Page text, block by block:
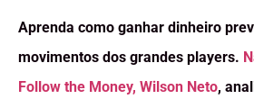
Aprenda como ganhar dinheiro
movimentos dos grandes players.
Follow the Money, Wilson Neto,